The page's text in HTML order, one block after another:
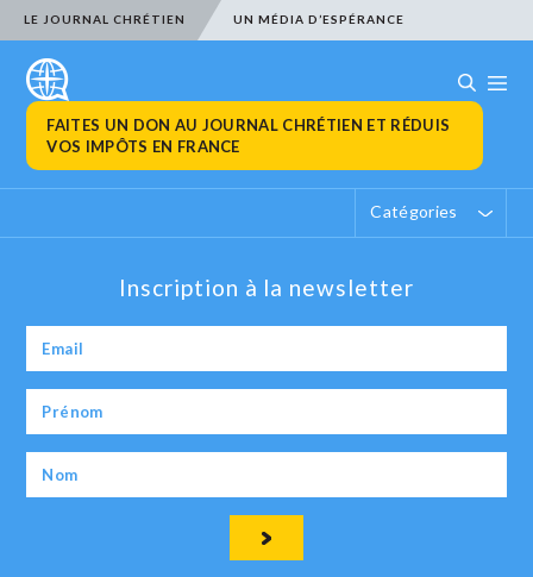
LE JOURNAL CHRÉTIEN UN MÉDIA D’ESPÉRANCE
FAITES UN DON AU JOURNAL CHRÉTIEN ET RÉDUIS
VOS IMPÔTS EN FRANCE
Catégories
Inscription à la newsletter